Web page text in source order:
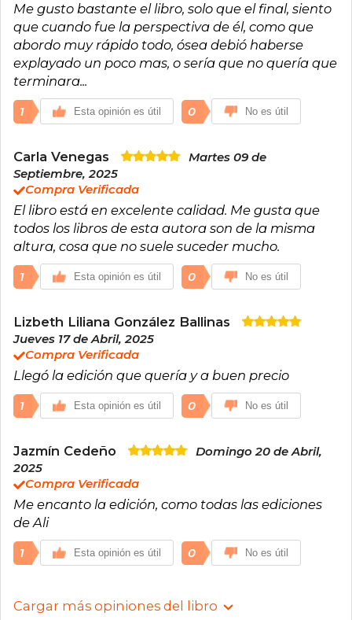
Me gusto bastante el libro, solo que el final, siento
que cuando fue la perspectiva de él, como que
abordo muy rápido todo, ósea debió haberse
explayado un poco mas, o sería que no quería que
terminara...
1 Esta opinión es útil 0 No es útil
Carla Venegas
Martes 09 de
Septiembre, 2025
Compra Verificada
El libro está en excelente calidad. Me gusta que
todos los libros de esta autora son de la misma
altura, cosa que no suele suceder mucho.
1 Esta opinión es útil 0 No es útil
Lizbeth Liliana González Ballinas
Jueves 17 de Abril, 2025
Compra Verificada
Llegó la edición que quería y a buen precio
1 Esta opinión es útil 0 No es útil
Jazmín Cedeño
Domingo 20 de Abril,
2025
Compra Verificada
Me encanto la edición, como todas las ediciones
de Ali
1 Esta opinión es útil 0 No es útil
Cargar más opiniones del libro